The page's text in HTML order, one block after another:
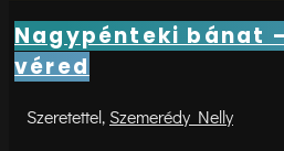
Nagypénteki bánat
véred
Szemerédy Nelly